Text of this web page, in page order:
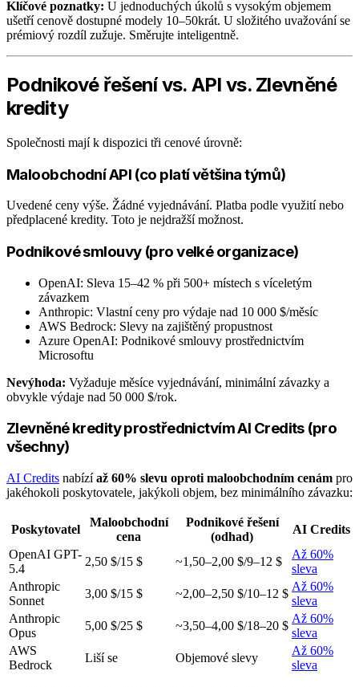
Klíčové poznatky: U jednoduchých úkolů s vysokým objemem
ušetří cenově dostupné modely 10–50krát. U složitého uvažování se
prémiový rozdíl zužuje. Směrujte inteligentně.
Podnikové řešení vs. API vs. Zlevněné
kredity
Společnosti mají k dispozici tři cenové úrovně:
Maloobchodní API (co platí většina týmů)
Uvedené ceny výše. Žádné vyjednávání. Platba podle využití nebo
předplacené kredity. Toto je nejdražší možnost.
Podnikové smlouvy (pro velké organizace)
OpenAI: Sleva 15–42 % při 500+ místech s víceletým
závazkem
Anthropic: Vlastní ceny pro výdaje nad 10 000 $/měsíc
AWS Bedrock: Slevy na zajištěný propustnost
Azure OpenAI: Podnikové smlouvy prostřednictvím
Microsoftu
Nevýhoda: Vyžaduje měsíce vyjednávání, minimální závazky a
obvykle výdaje nad 50 000 $/rok.
Zlevněné kredity prostřednictvím AI Credits (pro
všechny)
AI Credits nabízíaž 60% slevu oproti maloobchodním cenám pro
jakéhokoli poskytovatele, jakýkoli objem, bez minimálního závazku:
Poskytovatel
Maloobchodní
cena
Podnikové řešení
(odhad)
AI Credits
OpenAI GPT-
5.4
2,50 $/15 $ ~1,50–2,00 $/9–12 $
Až 60%
sleva
Anthropic
Sonnet
3,00 $/15 $ ~2,00–2,50 $/10–12 $
Až 60%
sleva
Anthropic
Opus
5,00 $/25 $ ~3,50–4,00 $/18–20 $
Až 60%
sleva
AWS
Bedrock
Liší se Objemové slevy
Až 60%
sleva